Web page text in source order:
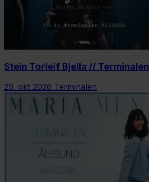
Stein Torleif Bjella // Terminalen
29. okt 2026 Terminalen